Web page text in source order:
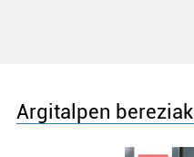
Argitalpen bereziak